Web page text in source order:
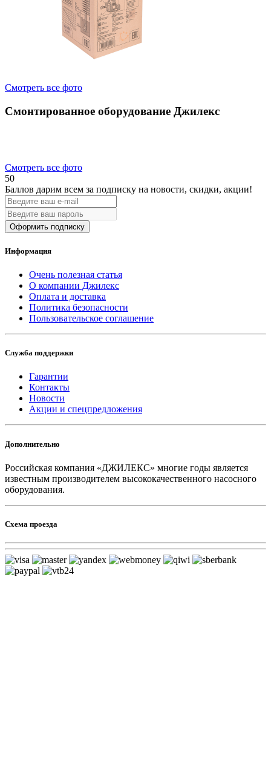
Смотреть все фото
Смонтированное оборудование Джилекс
Смотреть все фото
50
Баллов дарим всем за подписку на новости, скидки, акции!
Оформить подписку
Информация
Очень полезная статья
О компании Джилекс
Оплата и доставка
Политика безопасности
Пользовательское соглашение
Служба поддержки
Гарантии
Контакты
Новости
Акции и спецпредложения
Дополнительно
Российская компания «ДЖИЛЕКС» многие годы является
известным производителем высококачественного насосного
оборудования.
Схема проезда